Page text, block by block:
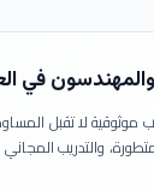
والمهندسون في
موثوقية لا تقبل
والتدريب